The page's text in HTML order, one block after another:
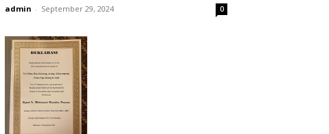
admin - September 29, 2024 0